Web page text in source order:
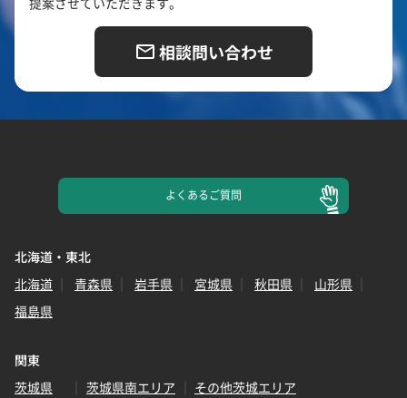
相談問い合わせ
よくあるご質問
北海道・東北
北海道
青森県 岩手県 宮城県 秋田県
山形県
福島県
関東
茨城県
茨城県南エリア
その他茨城エリア